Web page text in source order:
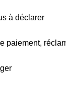
à déclarer
paiement,